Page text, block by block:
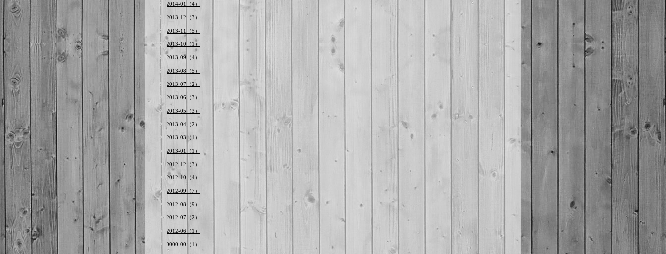
2014-01（4）
2013-12（3）
2013-11（5）
2013-10（1）
2013-09（4）
2013-08（5）
2013-07（2）
2013-06（3）
2013-05（3）
2013-04（2）
2013-03（1）
2013-01（1）
2012-12（3）
2012-10（4）
2012-09（7）
2012-08（9）
2012-07（2）
2012-06（1）
0000-00（1）